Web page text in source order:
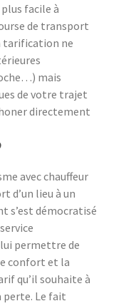
facile à
de transport
tarification ne
mais
de votre trajet
directement
avec chauffeur
d’un lieu à un
s’est démocratisé
permettre de
confort et la
qu’il souhaite à
perte. Le fait